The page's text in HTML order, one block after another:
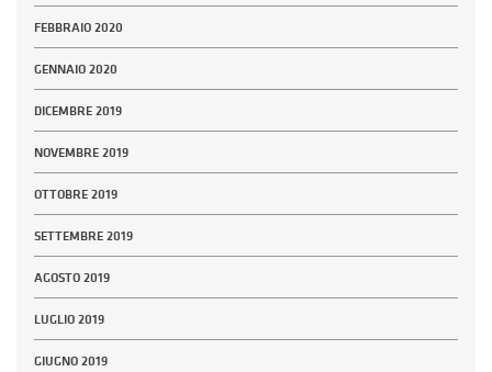
FEBBRAIO 2020
GENNAIO 2020
DICEMBRE 2019
NOVEMBRE 2019
OTTOBRE 2019
SETTEMBRE 2019
AGOSTO 2019
LUGLIO 2019
GIUGNO 2019